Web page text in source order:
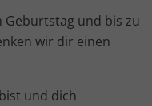
Geburtstag und bis zu
wir dir einen
und dich